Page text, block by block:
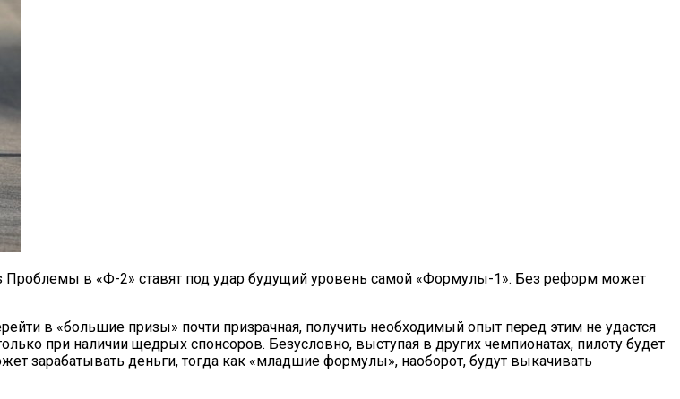
Проблемы в «Ф-2» ставят под удар будущий уровень самой «Формулы-1». Без реформ может
в «большие призы» почти призрачная, получить необходимый опыт перед этим не удастся
при наличии щедрых спонсоров. Безусловно, выступая в других чемпионатах, пилоту будет
зарабатывать деньги, тогда как «младшие формулы», наоборот, будут выкачивать